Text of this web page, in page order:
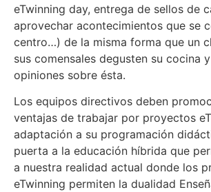
eTwinning day, entrega de sellos de
aprovechar acontecimientos que se
centro…) de la misma forma que un
sus comensales degusten su cocina
opiniones sobre ésta.
Los equipos directivos deben
ventajas de trabajar por proyectos
adaptación a su programación
puerta a la educación híbrida que
a nuestra realidad actual donde los
eTwinning permiten la dualidad